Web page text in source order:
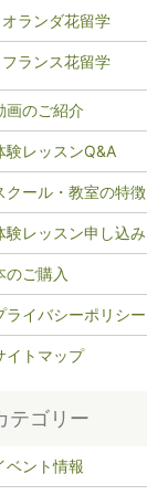
オランダ花留学
フランス花留学
画のご紹介
験レッスンQ&A
クール・教室の特徴
験レッスン申し込み
のご購入
ライバシーポリシー
イトマップ
ベント情報